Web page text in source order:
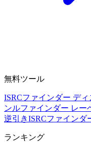
無料ツール
ISRCファインダー ディ
ンルファインダー レー
逆引きISRCファインダ
ランキング